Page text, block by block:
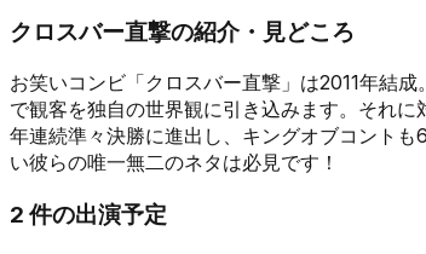
クロスバー直撃の紹介・見どころ
お笑いコンビ「クロスバー直撃」は2011年結
で観客を独自の世界観に引き込みます。それ
年連続準々決勝に進出し、キングオブコント
い彼らの唯一無二のネタは必見です！
2 件の出演予定